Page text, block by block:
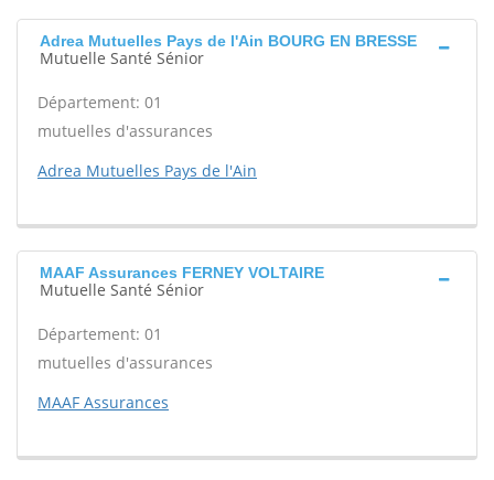
Adrea Mutuelles Pays de l'Ain BOURG EN BRESSE
Mutuelle Santé Sénior
Département: 01
mutuelles d'assurances
Adrea Mutuelles Pays de l'Ain
MAAF Assurances FERNEY VOLTAIRE
Mutuelle Santé Sénior
Département: 01
mutuelles d'assurances
MAAF Assurances